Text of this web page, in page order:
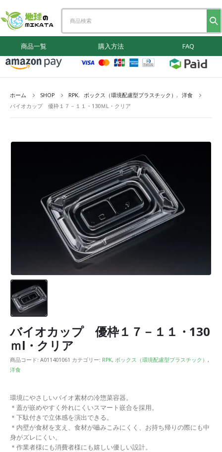
商品一覧 購入方法 FAQ
ホーム SHOP RPK, ボックス（環境配慮型プラスチック） , 洋食
バイオカップ 優枠１７－１１・130ＭL・クリア
バイオカップ 優枠１７－１１・130
ｍl・クリア
商品コード: A011401061 カテゴリー: RPK, ボックス（環境配慮型プラスチック） ,
洋食
環境にやさしいバイオ素材の冷惣菜容器。
＊蓋が嵌めやすく外れにくいスマート嵌合を採用。
＊下駄付きで立体感を演出できる。
＊内壁が食材を支え、食材が嚙みこみにくく、お持ち帰りの際にも中
身がズレにくい。
＊作業者様にも消費者様にも嬉しい優しい設計。